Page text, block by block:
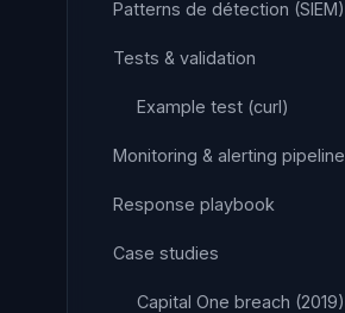
Patterns de détection (SIEM)
Tests & validation
Example test (curl)
Monitoring & alerting pipeline
Response playbook
Case studies
Capital One breach (2019)